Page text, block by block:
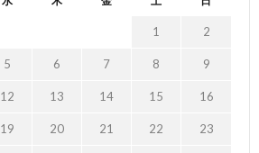
1 2
5 6 7 8 9
12 13 14 15 16
19 20 21 22 23